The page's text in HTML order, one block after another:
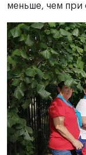
меньше, чем